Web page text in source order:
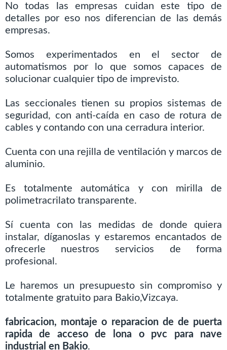
No todas las empresas cuidan este tipo de
detalles por eso nos diferencian de las demás
empresas.
Somos experimentados en el sector de
automatismos por lo que somos capaces de
solucionar cualquier tipo de imprevisto.
Las seccionales tienen su propios sistemas de
seguridad, con anti-caída en caso de rotura de
cables y contando con una cerradura interior.
Cuenta con una rejilla de ventilación y marcos de
aluminio.
Es totalmente automática y con mirilla de
polimetracrilato transparente.
Sí cuenta con las medidas de donde quiera
instalar, díganoslas y estaremos encantados de
ofrecerle nuestros servicios de forma
profesional.
Le haremos un presupuesto sin compromiso y
totalmente gratuito para Bakio,Vizcaya.
fabricacion, montaje o reparacion de de puerta
rapida de acceso de lona o pvc para nave
industrial en Bakio.